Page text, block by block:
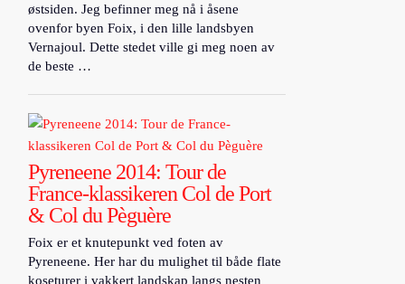
østsiden. Jeg befinner meg nå i åsene
ovenfor byen Foix, i den lille landsbyen
Vernajoul. Dette stedet ville gi meg noen av
de beste …
Pyreneene 2014: Tour de
France-klassikeren Col de Port
& Col du Pèguère
Foix er et knutepunkt ved foten av
Pyreneene. Her har du mulighet til både flate
koseturer i vakkert landskap langs nesten